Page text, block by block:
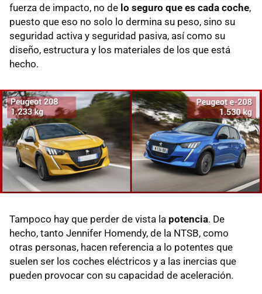
fuerza de impacto, no de lo seguro que es cada coche,
puesto que eso no solo lo dermina su peso, sino su
seguridad activa y seguridad pasiva, así como su
diseño, estructura y los materiales de los que está
hecho.
Tampoco hay que perder de vista la potencia. De
hecho, tanto Jennifer Homendy, de la NTSB, como
otras personas, hacen referencia a lo potentes que
suelen ser los coches eléctricos y a las inercias que
pueden provocar con su capacidad de aceleración.